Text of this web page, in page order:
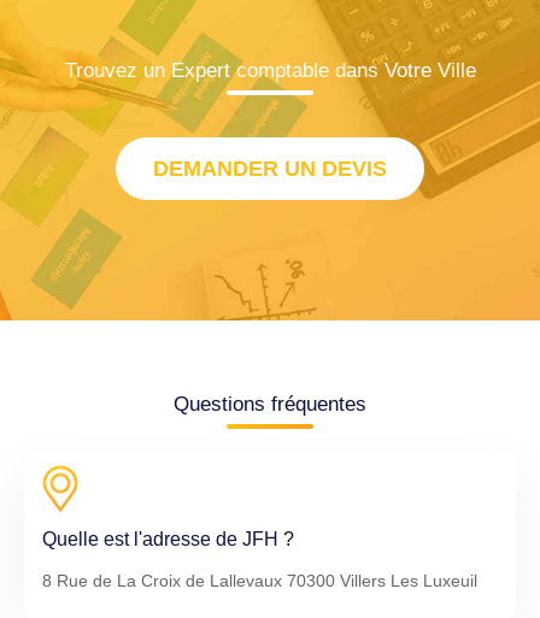
Trouvez un Expert comptable dans Votre Ville
DEMANDER UN DEVIS
Questions fréquentes
Quelle est l'adresse de JFH ?
8 Rue de La Croix de Lallevaux 70300 Villers Les Luxeuil